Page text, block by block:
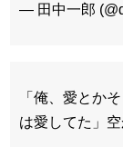
— 田中一郎
「俺、愛とか
は愛してた」